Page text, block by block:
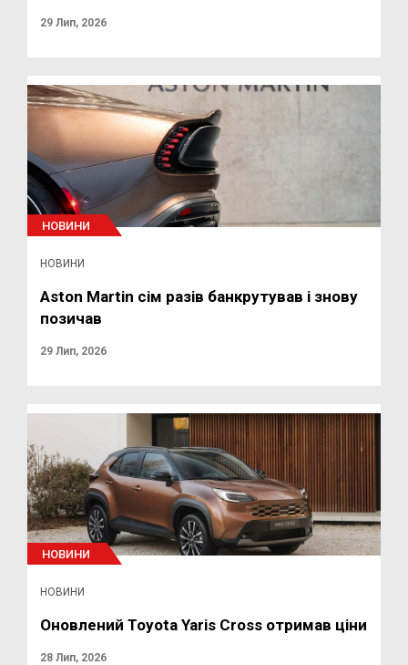
29 Лип, 2026
НОВИНИ
НОВИНИ
Aston Martin сім разів банкрутував і знову
позичав
29 Лип, 2026
НОВИНИ
НОВИНИ
Оновлений Toyota Yaris Cross отримав ціни
28 Лип, 2026